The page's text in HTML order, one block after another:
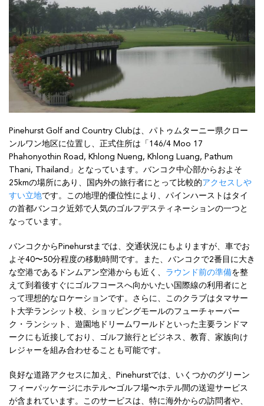
Pinehurst Golf and Country Clubは、パトゥムターニー県クロー
ンルワン地区に位置し、正式住所は「146/4 Moo 17
Phahonyothin Road, Khlong Nueng, Khlong Luang, Pathum
Thani, Thailand」となっています。バンコク中心部からおよそ
25kmの場所にあり、国内外の旅行者にとって比較的アクセスしや
すい立地です。この地理的優位性により、パインハーストはタイ
の首都バンコク近郊で人気のゴルフデスティネーションの一つと
なっています。
バンコクからPinehurstまでは、交通状況にもよりますが、車でお
よそ40〜50分程度の移動時間です。また、バンコクで2番目に大き
な空港であるドンムアン空港からも近く、 ラウンド前の準備を整
えて到着後すぐにゴルフコースへ向かいたい国際線の利用者にと
って理想的なロケーションです。さらに、このクラブはタマサー
ト大学ランシット校、ショッピングモールのフューチャーパー
ク・ランシット、遊園地ドリームワールドといった主要ランドマ
ークにも近接しており、ゴルフ旅行とビジネス、教育、家族向け
レジャーを組み合わせることも可能です。
良好な道路アクセスに加え、Pinehurstでは、いくつかのグリーン
フィーパッケージにホテル〜ゴルフ場〜ホテル間の送迎サービス
が含まれています。このサービスは、特に海外からの訪問者や、